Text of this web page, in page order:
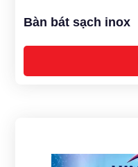
Bàn bát sạch inox